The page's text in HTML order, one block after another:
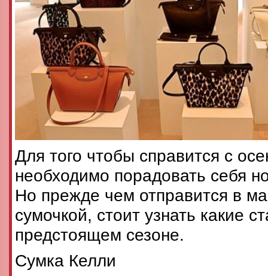
Для того чтобы справится с
необходимо порадовать себя
Но прежде чем отправится в
сумочкой, стоит узнать какие
предстоящем сезоне.
Сумка Келли